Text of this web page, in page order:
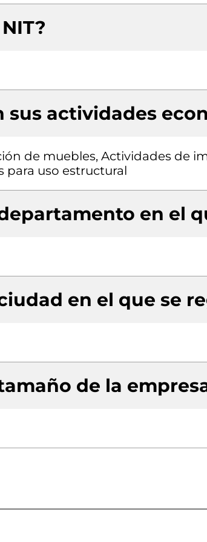
sus actividades
de muebles, Actividades de
para uso estructural
en el
en el que se
de la